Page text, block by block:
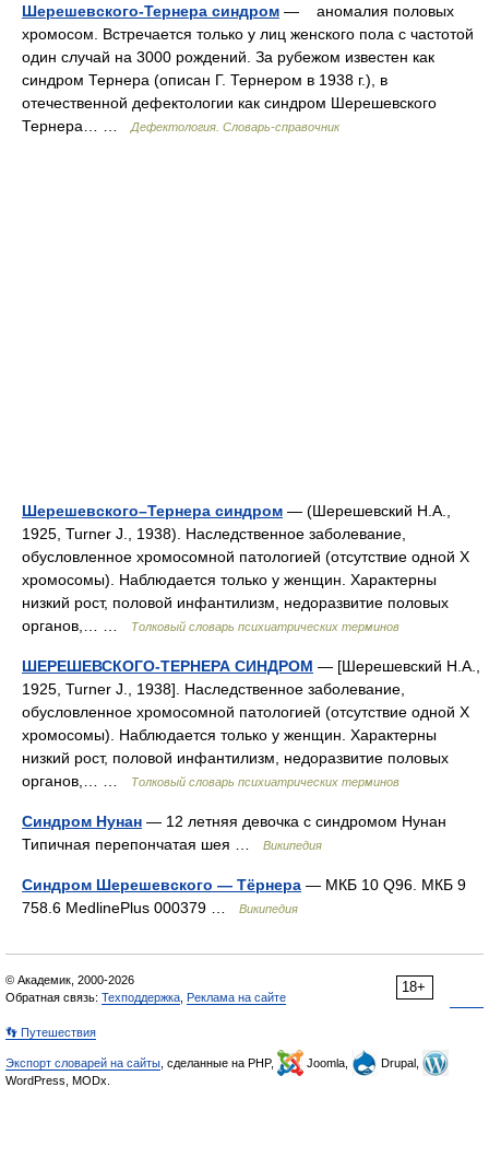
Шерешевского-Тернера синдром — аномалия половых
хромосом. Встречается только у лиц женского пола с частотой
один случай на 3000 рождений. За рубежом известен как
синдром Тернера (описан Г. Тернером в 1938 г.), в
отечественной дефектологии как синдром Шерешевского
Тернера… …
Дефектология. Словарь-справочник
Шерешевского–Тернера синдром — (Шерешевский Н.А.,
1925, Turner J., 1938). Наследственное заболевание,
обусловленное хромосомной патологией (отсутствие одной Х
хромосомы). Наблюдается только у женщин. Характерны
низкий рост, половой инфантилизм, недоразвитие половых
органов,… …
Толковый словарь психиатрических терминов
ШЕРЕШЕВСКОГО-ТЕРНЕРА СИНДРОМ — [Шерешевский Н.А.,
1925, Turner J., 1938]. Наследственное заболевание,
обусловленное хромосомной патологией (отсутствие одной Х
хромосомы). Наблюдается только у женщин. Характерны
низкий рост, половой инфантилизм, недоразвитие половых
органов,… …
Толковый словарь психиатрических терминов
Синдром Нунан — 12 летняя девочка с синдромом Нунан
Типичная перепончатая шея …
Википедия
Синдром Шерешевского — Тёрнера — МКБ 10 Q96. МКБ 9
758.6 MedlinePlus 000379 …
Википедия
18+
© Академик, 2000-2026
Обратная связь: Техподдержка Реклама на сайте
👣 Путешествия
Экспорт словарей на сайты , сделанные на PHP, Joomla,
Drupal,
WordPress, MODx.